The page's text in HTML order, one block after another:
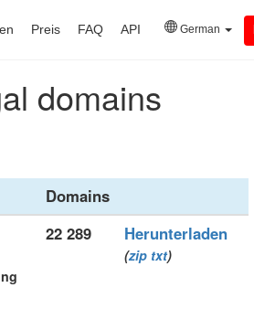
Preis FAQ API German
domains
Domains
22 289 Herunterladen
(zip txt)